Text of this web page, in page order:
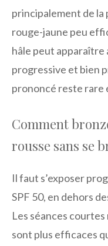
principalement de la
rouge-jaune peu
hâle peut apparaître
progressive et bien
prononcé reste rare
Comment
rousse sans se
Il faut s’exposer
SPF 50, en dehors
Les séances
sont plus efficaces